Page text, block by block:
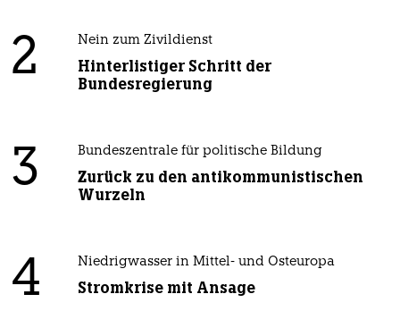
2 Nein zum Zivildienst
Hinterlistiger Schritt der
Bundesregierung
3 Bundeszentrale für politische Bildung
Zurück zu den antikommunistischen
Wurzeln
4 Niedrigwasser in Mittel- und Osteuropa
Stromkrise mit Ansage